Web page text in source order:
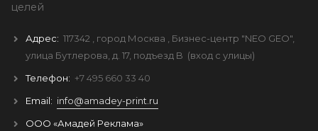
целей
Адрес: 117342 , город Москва
, Бизнес-центр "NEO GEO",
улица Бутлерова, д. 17, подъезд B (вход с улицы)
Телефон: +7 495 660 33 40
Email: info@amadey-print.ru
ООО «Амадей Реклама»